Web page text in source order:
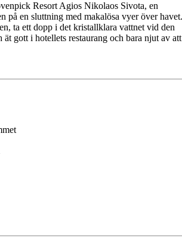
Resort Agios Nikolaos Sivota, en
på en sluttning med makalösa vyer över havet.
ta ett dopp i det kristallklara vattnet vid den
ät gott i hotellets restaurang och bara njut av att